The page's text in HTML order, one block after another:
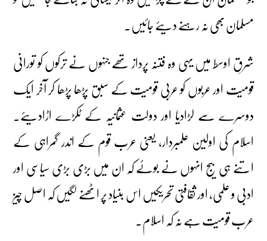
مسلمان بھی نہ رہنے دیئے جائیں۔
شرقِ اوسط میں یہی وہ فتنہ پرداز تھے جنہوں نے ترکوں کو تورانی
قومیت اور عربوں کو عربی قومیت کے سبق پڑھا پڑھا کر آخر ایک
دوسرے سے لڑادیا اور دولت عثمانیہ کے ٹکڑے اڑادیئے۔
اسلام کی اولین علمبردار، یعنی عرب قوم کے اندر گمراہی کے
اتنے ہی بیج انہوں نے بوئے کہ ان میں بڑی بڑی سیاسی اور
ادبی و علمی، اور ثقافتی تحریکیں اس بنیاد پر اٹھنے لگیں کہ اصل چیز
عرب قومیت ہے نہ کہ اسلام۔